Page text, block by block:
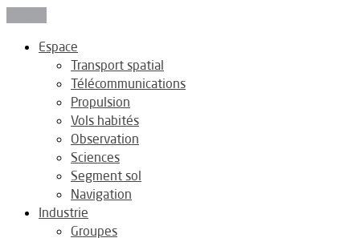
Espace
Transport spatial
Télécommunications
Propulsion
Vols habités
Observation
Sciences
Segment sol
Navigation
Industrie
Groupes